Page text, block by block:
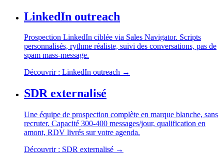
LinkedIn outreach
Prospection LinkedIn ciblée via Sales Navigator. Scripts
personnalisés, rythme réaliste, suivi des conversations, pas de
spam mass-message.
Découvrir : LinkedIn outreach →
SDR externalisé
Une équipe de prospection complète en marque blanche, sans
recruter. Capacité 300-400 messages/jour, qualification en
amont, RDV livrés sur votre agenda.
Découvrir : SDR externalisé →